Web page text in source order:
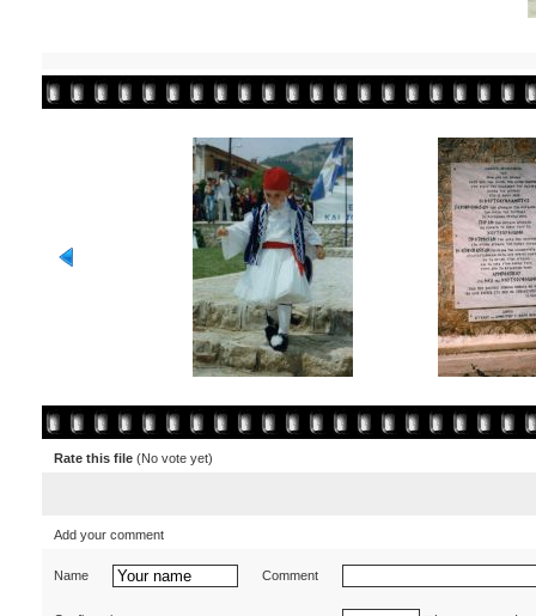
Rate this file (No vote yet)
Add your comment
Name Comment